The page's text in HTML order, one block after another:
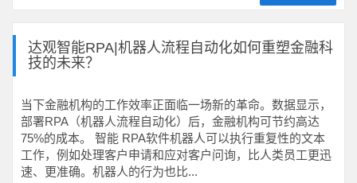
达观智能RPA|机器人流程自动化如何重塑金融科
技的未来？
当下金融机构的工作效率正面临一场新的革命。数据显示，
部署RPA（机器人流程自动化）后，金融机构可节约高达
75%的成本。 智能 RPA软件机器人可以执行重复性的文本
工作，例如处理客户申请和应对客户问询，比人类员工更迅
速、更准确。机器人的行为也比...